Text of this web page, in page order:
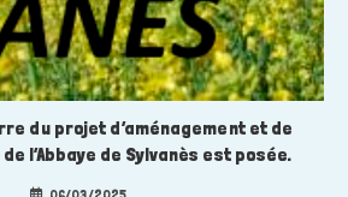
du projet d’aménagement et de
l’Abbaye de Sylvanès est posée.